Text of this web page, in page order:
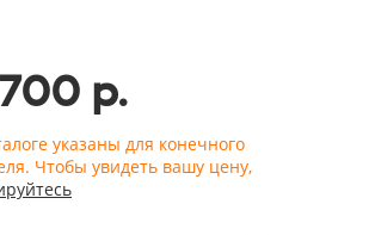
р.
указаны для конечного
Чтобы увидеть вашу цену,